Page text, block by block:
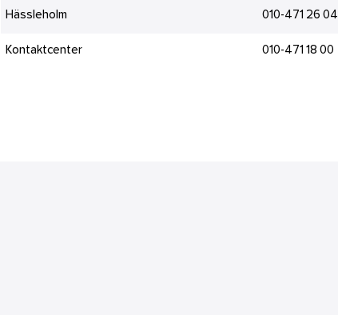
Hässleholm 010-471 26 04
Kontaktcenter 010-471 18 00